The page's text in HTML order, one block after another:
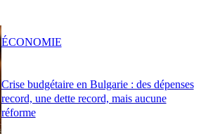
Crise budgétaire en Bulgarie : des dépenses
record, une dette record, mais aucune
réforme
ÉCONOMIE